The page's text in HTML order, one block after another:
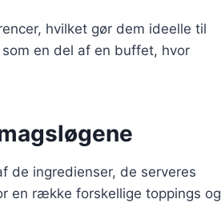
hvilket gør dem ideelle til
en del af en buffet, hvor
de ingredienser, de serveres
en række forskellige toppings og